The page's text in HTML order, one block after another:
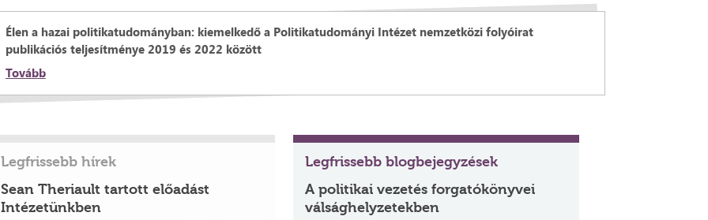
Élen a hazai politikatudományban: kiemelkedő a Politikatudományi Intézet nemzetközi folyóirat
publikációs teljesítménye 2019 és 2022 között
Tovább
Legfrissebb hírek
Sean Theriault tartott előadást
Intézetünkben
Legfrissebb blogbejegyzések
A politikai vezetés forgatókönyvei
válsághelyzetekben